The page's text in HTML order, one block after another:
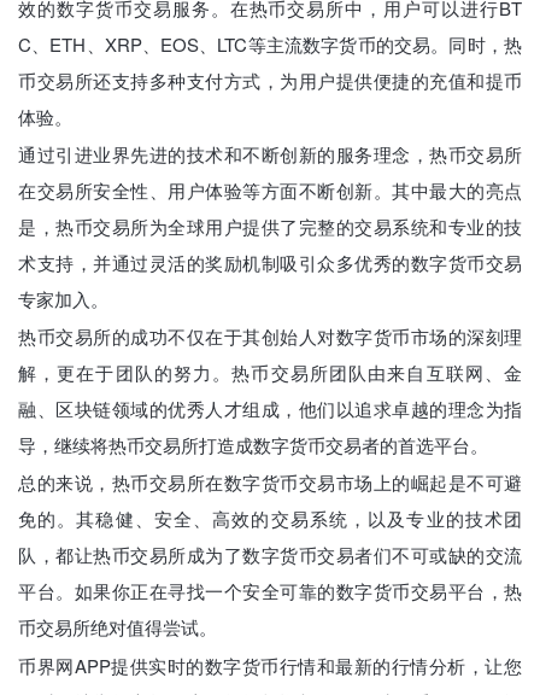
效的数字货币交易服务。在热币交易所中，用户可以进行BT
C、ETH、XRP、EOS、LTC等主流数字货币的交易。同时，热
币交易所还支持多种支付方式，为用户提供便捷的充值和提币
体验。
通过引进业界先进的技术和不断创新的服务理念，热币交易所
在交易所安全性、用户体验等方面不断创新。其中最大的亮点
是，热币交易所为全球用户提供了完整的交易系统和专业的技
术支持，并通过灵活的奖励机制吸引众多优秀的数字货币交易
专家加入。
热币交易所的成功不仅在于其创始人对数字货币市场的深刻理
解，更在于团队的努力。热币交易所团队由来自互联网、金
融、区块链领域的优秀人才组成，他们以追求卓越的理念为指
导，继续将热币交易所打造成数字货币交易者的首选平台。
总的来说，热币交易所在数字货币交易市场上的崛起是不可避
免的。其稳健、安全、高效的交易系统，以及专业的技术团
队，都让热币交易所成为了数字货币交易者们不可或缺的交流
平台。如果你正在寻找一个安全可靠的数字货币交易平台，热
币交易所绝对值得尝试。
币界网APP提供实时的数字货币行情和最新的行情分析，让您